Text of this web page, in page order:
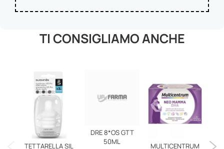
TI CONSIGLIAMO ANCHE
TETTARELLA SIL
DRE 8*OS GTT
50ML
MULTICENTRUM